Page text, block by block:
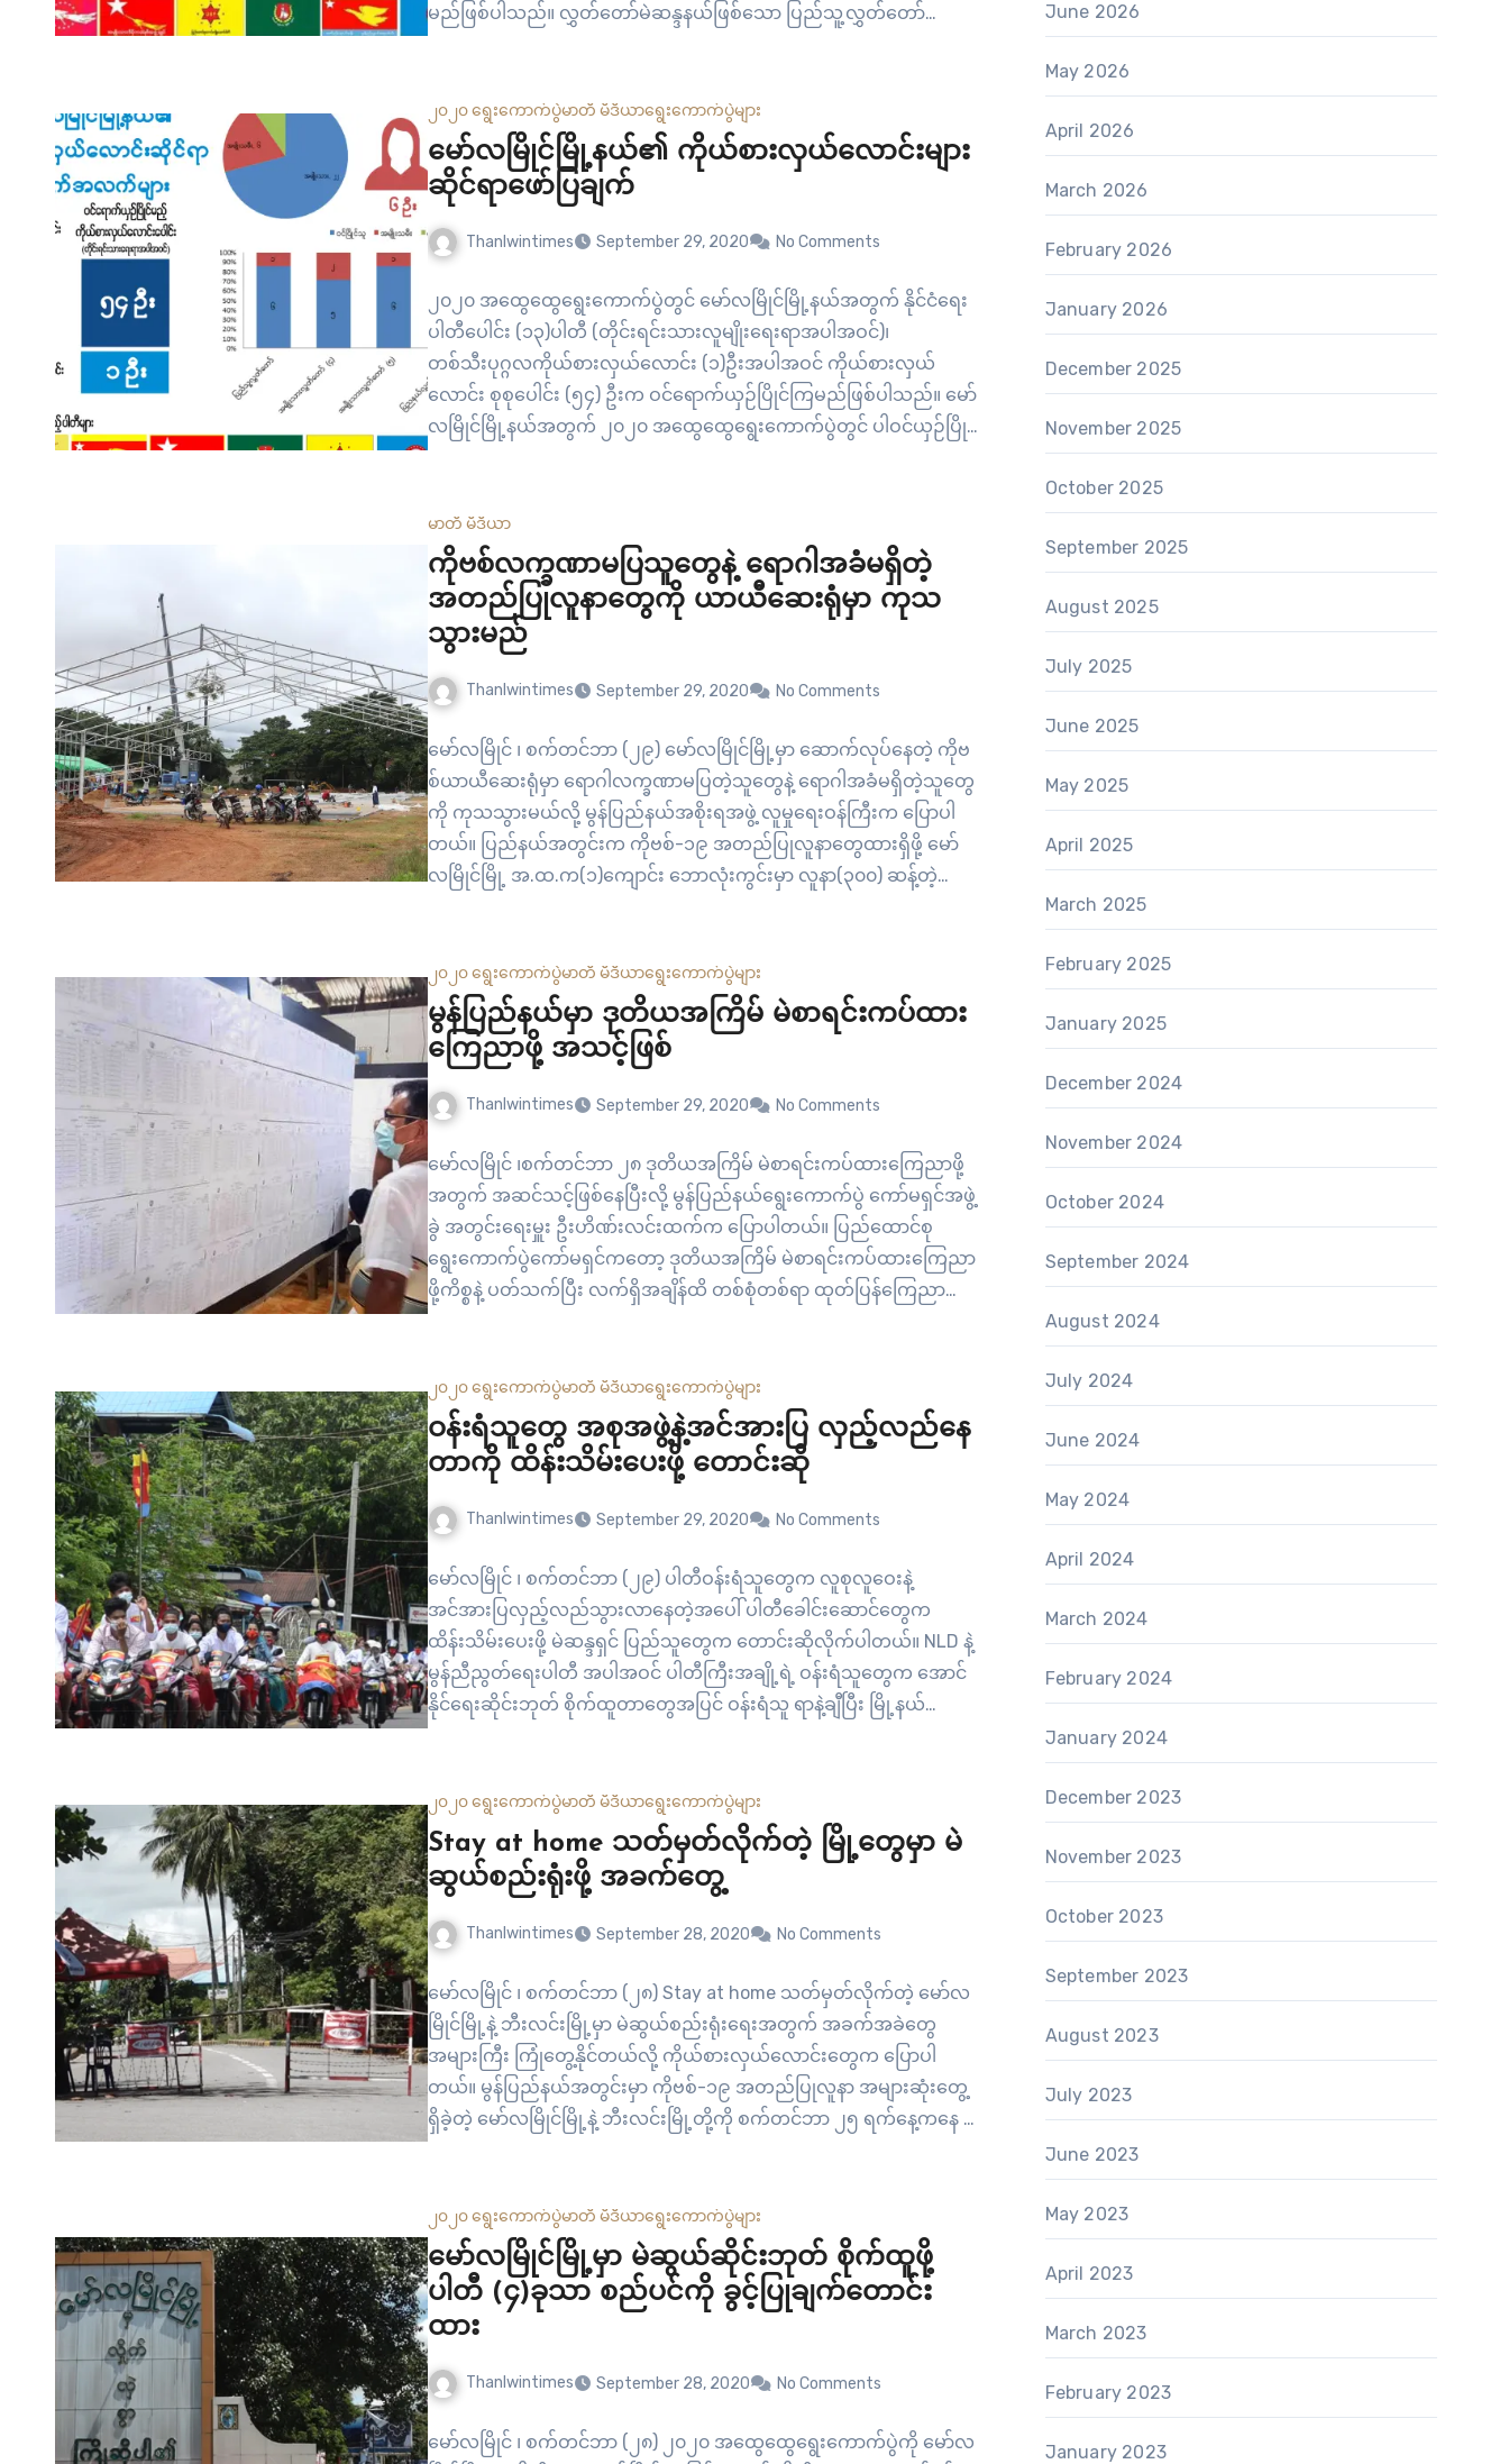
မည်ဖြစ်ပါသည်။ လွှတ်တော်မဲဆန္ဒနယ်ဖြစ်သော ပြည်သူ့လွှတ်တော်
ထိုမြို့နယ်တွင် နိုင်ငံရေးပါတီ (၁၃)ခုက ဝင်ရောက် ယှဉ်ပြိုင်ကြမည်
ဖြစ်သည်။ ၂၀၁၀ အထွေထွေရွေးကောက်ပွဲတွင် ကျိုက်ထိုမြို့နယ်ရှိ
မဲဆန္ဒနယ်နေရာ(၄)ခုစလုံး၌…
၂၀၂၀ ရွေးကောက်ပွဲမာတီ မီဒီယာရွေးကောက်ပွဲများ
မော်လမြိုင်မြို့နယ်၏ ကိုယ်စားလှယ်လောင်းများ
ဆိုင်ရာဖော်ပြချက်
Thanlwintimes September 29, 2020 No Comments
၂၀၂၀ အထွေထွေရွေးကောက်ပွဲတွင် မော်လမြိုင်မြို့နယ်အတွက် နိုင်ငံရေး
ပါတီပေါင်း (၁၃)ပါတီ (တိုင်းရင်းသားလူမျိုးရေးရာအပါအဝင်)၊
တစ်သီးပုဂ္ဂလကိုယ်စားလှယ်လောင်း (၁)ဦးအပါအဝင် ကိုယ်စားလှယ်
လောင်း စုစုပေါင်း (၅၄) ဦးက ဝင်ရောက်ယှဉ်ပြိုင်ကြမည်ဖြစ်ပါသည်။ မော်
လမြိုင်မြို့နယ်အတွက် ၂၀၂၀ အထွေထွေရွေးကောက်ပွဲတွင် ပါဝင်ယှဉ်ပြိုင်
တွေ့ရသည်။ ပြည်သူ့လွှတ်တော်မဲဆန္ဒနယ်အတွက် အမျိုးသမီး
ကိုယ်စားလှယ်လောင်း (၁)ဦးအမျိုးသားလွှတ်တော်မဲဆန္ဒနယ် (၄) အတွက်
အမျိုးသမီးကိုယ်စားလှယ်လောင်း (၂)ဦး၊အမျိုးသားလွှတ်တော်မဲဆန္ဒနယ်
(၅)အတွက်…
မာတီ မီဒီယာ
ကိုဗစ်လက္ခဏာမပြသူတွေနဲ့ ရောဂါအခံမရှိတဲ့
အတည်ပြုလူနာတွေကို ယာယီဆေးရုံမှာ ကုသ
သွားမည်
Thanlwintimes September 29, 2020 No Comments
မော်လမြိုင် ၊ စက်တင်ဘာ (၂၉) မော်လမြိုင်မြို့မှာ ဆောက်လုပ်နေတဲ့ ကိုဗ
စ်ယာယီဆေးရုံမှာ ရောဂါလက္ခဏာမပြတဲ့သူတွေနဲ့ ရောဂါအခံမရှိတဲ့သူတွေ
ကို ကုသသွားမယ်လို့ မွန်ပြည်နယ်အစိုးရအဖွဲ့ လူမှုရေးဝန်ကြီးက ပြောပါ
တယ်။ ပြည်နယ်အတွင်းက ကိုဗစ်-၁၉ အတည်ပြုလူနာတွေထားရှိဖို့ မော်
လမြိုင်မြို့ အ.ထ.က(၁)ကျောင်း ဘောလုံးကွင်းမှာ လူနာ(၃၀၀) ဆန့်တဲ့
သသွားမှာဖြစ်ပြီး ကျန်းမာရေးကောင်းမွန်တဲ့ အတည်ပြုလူနာတွေကိုတော့…
၂၀၂၀ ရွေးကောက်ပွဲမာတီ မီဒီယာရွေးကောက်ပွဲများ
မွန်ပြည်နယ်မှာ ဒုတိယအကြိမ် မဲစာရင်းကပ်ထား
ကြေညာဖို့ အသင့်ဖြစ်
Thanlwintimes September 29, 2020 No Comments
မော်လမြိုင် ၊စက်တင်ဘာ ၂၈ ဒုတိယအကြိမ် မဲစာရင်းကပ်ထားကြေညာဖို့
အတွက် အဆင်သင့်ဖြစ်နေပြီးလို့ မွန်ပြည်နယ်ရွေးကောက်ပွဲ ကော်မရှင်အဖွဲ့
ခွဲ အတွင်းရေးမှူး ဦးဟိဏ်းလင်းထက်က ပြောပါတယ်။ ပြည်ထောင်စု
ရွေးကောက်ပွဲကော်မရှင်ကတော့ ဒုတိယအကြိမ် မဲစာရင်းကပ်ထားကြေညာ
ဖို့ကိစ္စနဲ့ ပတ်သက်ပြီး လက်ရှိအချိန်ထိ တစ်စုံတစ်ရာ ထုတ်ပြန်ကြေညာ
စာရင်းကပ်ထားကြေညာနိုင်အောင် ပြင်ဆင်ထားတယ်လို့ ပြောပါတယ်။
“ပြည်ထောင်စုက သတ်မှတ်တဲ့နေ့ ကျွန်တော်ကြေညာပါမယ်။ အကုန်အသင့်
လုပ်ထားပြီးသားပါ။ ကြေညာတဲ့နေ့ ထုတ်ပြီး…
၂၀၂၀ ရွေးကောက်ပွဲမာတီ မီဒီယာရွေးကောက်ပွဲများ
ဝန်းရံသူတွေ အစုအဖွဲ့နဲ့အင်အားပြ လှည့်လည်နေ
တာကို ထိန်းသိမ်းပေးဖို့ တောင်းဆို
Thanlwintimes September 29, 2020 No Comments
မော်လမြိုင် ၊ စက်တင်ဘာ (၂၉) ပါတီဝန်းရံသူတွေက လူစုလူဝေးနဲ့
အင်အားပြလှည့်လည်သွားလာနေတဲ့အပေါ် ပါတီခေါင်းဆောင်တွေက
ထိန်းသိမ်းပေးဖို့ မဲဆန္ဒရှင် ပြည်သူတွေက တောင်းဆိုလိုက်ပါတယ်။ NLD နဲ့
မွန်ညီညွတ်ရေးပါတီ အပါအဝင် ပါတီကြီးအချို့ရဲ့ ဝန်းရံသူတွေက အောင်
နိုင်ရေးဆိုင်းဘုတ် စိုက်ထူတာတွေအပြင် ဝန်းရံသူ ရာနဲ့ချီပြီး မြို့နယ်
အတွင်း လှည့်လည်တာတွေ ပြုလုပ်ခဲ့တာပါ။ လက်ရှိမှာ ကိုဗစ်-၁၉ ကူ
၂၀၂၀ ရွေးကောက်ပွဲမာတီ မီဒီယာရွေးကောက်ပွဲများ
Stay at home သတ်မှတ်လိုက်တဲ့ မြို့တွေမှာ မဲ
ဆွယ်စည်းရုံးဖို့ အခက်တွေ့
Thanlwintimes September 28, 2020 No Comments
မော်လမြိုင် ၊ စက်တင်ဘာ (၂၈) Stay at home သတ်မှတ်လိုက်တဲ့ မော်လ
မြိုင်မြို့နဲ့ ဘီးလင်းမြို့မှာ မဲဆွယ်စည်းရုံးရေးအတွက် အခက်အခဲတွေ
အများကြီး ကြုံတွေ့နိုင်တယ်လို့ ကိုယ်စားလှယ်လောင်းတွေက ပြောပါ
တယ်။ မွန်ပြည်နယ်အတွင်းမှာ ကိုဗစ်-၁၉ အတည်ပြုလူနာ အများဆုံးတွေ့
ရှိခဲ့တဲ့ မော်လမြိုင်မြို့နဲ့ ဘီးလင်းမြို့တို့ကို စက်တင်ဘာ ၂၅ ရက်နေ့ကနေ စ
၂၀၂၀ ရွေးကောက်ပွဲမာတီ မီဒီယာရွေးကောက်ပွဲများ
မော်လမြိုင်မြို့မှာ မဲဆွယ်ဆိုင်းဘုတ် စိုက်ထူဖို့
ပါတီ (၄)ခုသာ စည်ပင်ကို ခွင့်ပြုချက်တောင်း
ထား
Thanlwintimes September 28, 2020 No Comments
မော်လမြိုင် ၊ စက်တင်ဘာ (၂၈) ၂၀၂၀ အထွေထွေရွေးကောက်ပွဲကို မော်လ
June 2026
May 2026
April 2026
March 2026
February 2026
January 2026
December 2025
November 2025
October 2025
September 2025
August 2025
July 2025
June 2025
May 2025
April 2025
March 2025
February 2025
January 2025
December 2024
November 2024
October 2024
September 2024
August 2024
July 2024
June 2024
May 2024
April 2024
March 2024
February 2024
January 2024
December 2023
November 2023
October 2023
September 2023
August 2023
July 2023
June 2023
May 2023
April 2023
March 2023
February 2023
January 2023